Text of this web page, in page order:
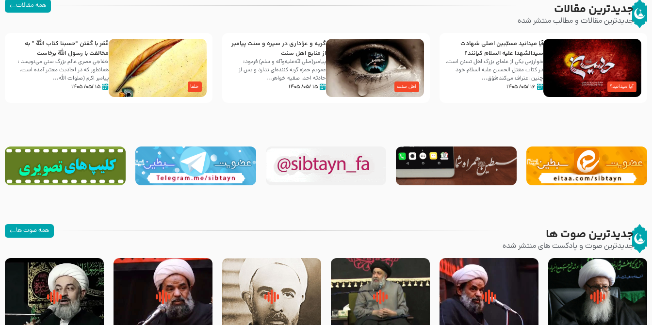
جدیدترین مقالات
جدیدترین مقالات و مطالب منتشر شده
همه مقالات
آیا میدانید؟
آیا میدانید مسبّبین اصلی شهادت
سیدالشهدا علیه ‌السلام کیانند؟
خوارزمی یکی از علمای بزرگ اهل تسنن است،
در کتاب مقتل الحسین علیه ‌السلام خود
چنین اعتراف می‌کند:فوَق...
۱۶ /۰۵/ ۱۴۰۵ اهل سنت
گریه و عزاداری در سیره و سنت پیامبر
از منابع اهل سنت
پیامبر(صلی‌الله‌علیه‌وآله و سلم) فرمود:
عمویم حمزه گریه کننده‌ای ندارد و پس از
حادثه احد، صفیه خواهر...
۱۵ /۰۵/ ۱۴۰۵ خلفا
عُمَر با گفتن “حسبنا كتاب اللّه ” به
مخالفت با رسول اللّه برخاست
خفاجی مصری عالم بزرگ سنی می‌نویسد :
همانطور که در احادیث معتبر آمده است،
پیامبر اکرم (صلوات اللّه...
۱۵ /۰۵/ ۱۴۰۵
جدیدترین صوت ها
جدیدترین صوت و پادکست های منتشر شده
همه صوت ها
زوّار اربعین امام حسین (علیه
روضه جانسوز پاره های جگر امام
لقب حضرت رقیه سلام الله علیها
روضه‌ی مجلس یزید ملعون و
سلام جوانی که امام حسین علیه
زیارتی که اسباب رزق زیاد و عمر